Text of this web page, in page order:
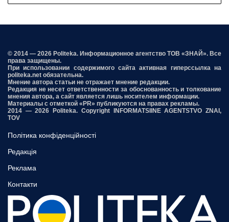
© 2014 — 2026 Politeka. Информационное агентство ТОВ «ЗНАЙ». Все
права защищены.
При использовании содержимого сайта активная гиперссылка на
politeka.net обязательна.
Мнение автора статьи не отражает мнение редакции.
Редакция не несет ответственности за обоснованность и толкование
мнения автора, а сайт является лишь носителем информации.
Материалы с отметкой «PR» публикуются на правах рекламы.
2014 — 2026 Politeka. Copyright INFORMATSIINE AGENTSTVO ZNAI,
TOV
Політика конфіденційності
Редакція
Реклама
Контакти